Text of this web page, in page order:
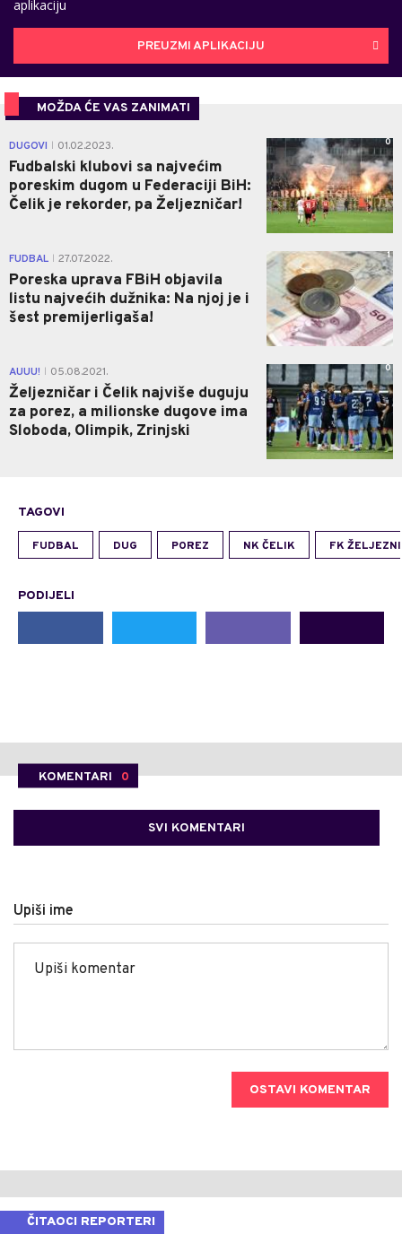
aplikaciju
PREUZMI APLIKACIJU
MOŽDA ĆE VAS ZANIMATI
DUGOVI 01.02.2023.
Fudbalski klubovi sa najvećim
poreskim dugom u Federaciji BiH:
Čelik je rekorder, pa Željezničar!
0
FUDBAL 27.07.2022.
Poreska uprava FBiH objavila
listu najvećih dužnika: Na njoj je i
šest premijerligaša!
1
AUUU! 05.08.2021.
Željezničar i Čelik najviše duguju
za porez, a milionske dugove ima
Sloboda, Olimpik, Zrinjski
0
TAGOVI
FUDBAL DUG POREZ NK ČELIK FK
PODIJELI
KOMENTARI 0
SVI KOMENTARI
Upiši ime
OSTAVI KOMENTAR
ČITAOCI REPORTERI